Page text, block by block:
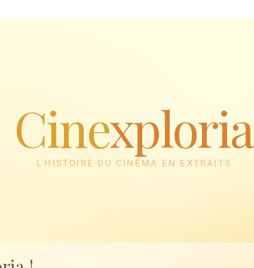
Cinexploria
L'HISTOIRE DU CINÉMA EN EXTRAITS